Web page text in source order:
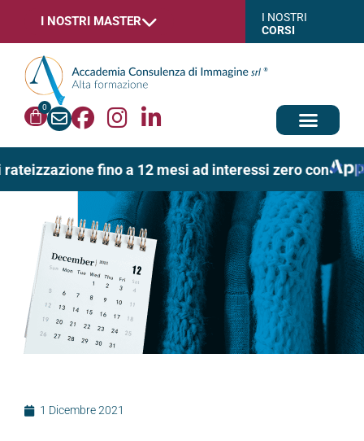
I NOSTRI MASTER
I NOSTRI
CORSI
0
fino a 12 mesi ad interessi zero con
1 Dicembre 2021